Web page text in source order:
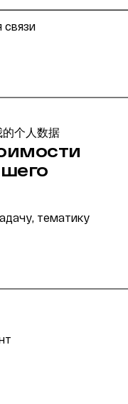
связи
个人数据
тематику